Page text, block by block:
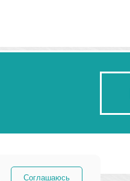
Соглашаюсь